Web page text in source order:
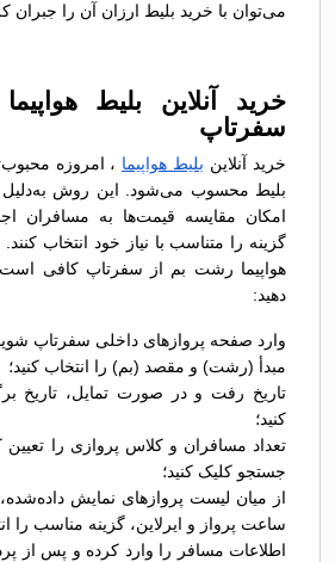
می‌توان با خرید بلیط ارزان آن را جبران
خرید آنلاین بلیط
سفرتاپ
خرید آنلاین بلیط هواپیما ، امروزه
بلیط محسوب می‌شود. این روش به‌دلیل
امکان مقایسه قیمت‌ها به مسافران
گزینه را متناسب با نیاز خود انتخاب
هواپیما رشت بم از سفرتاپ کافی است
دهید:
وارد صفحه پروازهای داخلی سفرتاپ
مبدأ (رشت) و مقصد (بم) را انتخاب کنید؛
تاریخ رفت و در صورت تمایل،
کنید؛
تعداد مسافران و کلاس پروازی را
جستجو کلیک کنید؛
از میان لیست پروازهای نمایش
ساعت پرواز و ایرلاین، گزینه مناسب را
اطلاعات مسافر را وارد کرده و پس از